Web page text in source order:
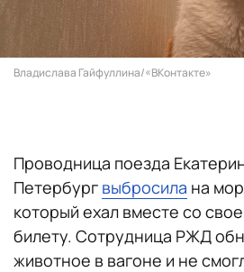
Владислава Гайфуллина/«ВКонтакте»
Проводница поезда
Петербург выбросила на
который ехал вместе со
билету. Сотрудница РЖД
животное в вагоне и не